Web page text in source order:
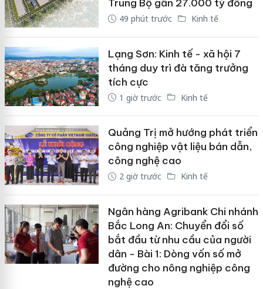
Trung Bộ gần 27.000 tỷ đồng
49 phút trước Kinh tế
Lạng Sơn: Kinh tế - xã hội 7
tháng duy trì đà tăng trưởng
tích cực
1 giờ trước Kinh tế
Quảng Trị mở hướng phát triển
công nghiệp vật liệu bán dẫn,
công nghệ cao
2 giờ trước Kinh tế
Ngân hàng Agribank Chi nhánh
Bắc Long An: Chuyển đổi số
bắt đầu từ nhu cầu của người
dân - Bài 1: Dòng vốn số mở
đường cho nông nghiệp công
nghệ cao